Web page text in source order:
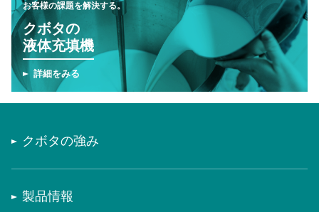
お客様の課題を解決する。
クボタの
液体充填機
詳細をみる
クボタの強み
製品情報